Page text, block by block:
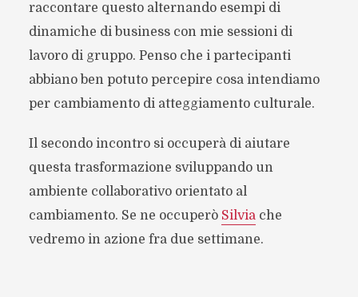
raccontare questo alternando esempi di
dinamiche di business con mie sessioni di
lavoro di gruppo. Penso che i partecipanti
abbiano ben potuto percepire cosa intendiamo
per cambiamento di atteggiamento culturale.
Il secondo incontro si occuperà di aiutare
questa trasformazione sviluppando un
ambiente collaborativo orientato al
cambiamento. Se ne occuperò Silviache
vedremo in azione fra due settimane.